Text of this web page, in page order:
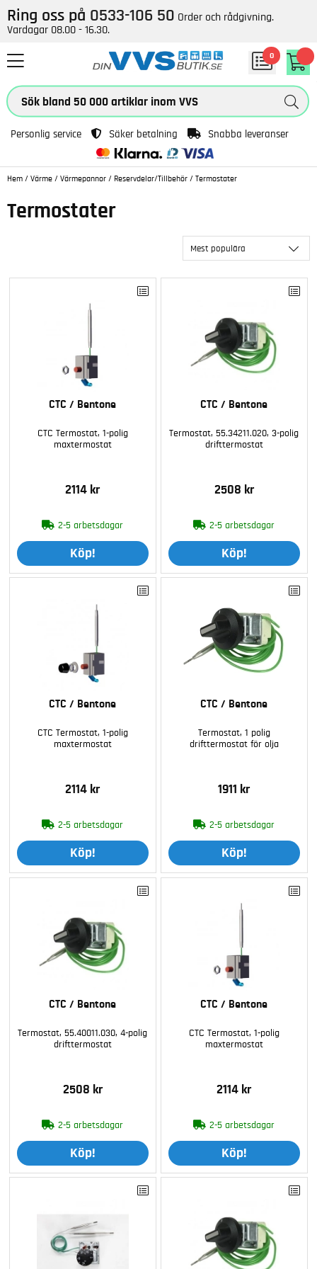
Ring oss på 0533-106 50 Order och rådgivning.
Vardagar 08.00 - 16.30.
0
Personlig service Säker betalning Snabba leveranser
Hem / Värme / Värmepannor / Reservdelar/Tillbehör / Termostater
Termostater
Mest populära
CTC / Bentone
CTC Termostat, 1-polig
maxtermostat
2114 kr
2-5 arbetsdagar
Köp!
CTC / Bentone
Termostat, 55.34211.020, 3-polig
drifttermostat
2508 kr
2-5 arbetsdagar
Köp!
CTC / Bentone
CTC Termostat, 1-polig
maxtermostat
2114 kr
2-5 arbetsdagar
Köp!
CTC / Bentone
Termostat, 1 polig
drifttermostat för olja
1911 kr
2-5 arbetsdagar
Köp!
CTC / Bentone
Termostat, 55.40011.030, 4-polig
drifttermostat
2508 kr
2-5 arbetsdagar
Köp!
CTC / Bentone
CTC Termostat, 1-polig
maxtermostat
2114 kr
2-5 arbetsdagar
Köp!